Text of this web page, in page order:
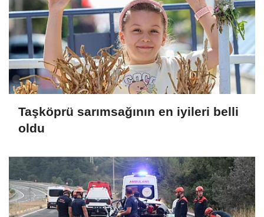
Taşköprü sarımsağının en iyileri belli
oldu